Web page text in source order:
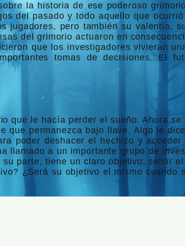
la historia de ese poderoso
del pasado y todo aquello que
jugadores, pero también su valentía,
del grimorio actuaron en
que los investigadores vivieran
tomas de decisiones. El
que le hacía perder el sueño. Ahora se
que permanezca bajo llave. Algo le
poder deshacer el hechizo y acceder
llamado a un importante grupo de
parte, tiene un claro objetivo: sellar
¿Será su objetivo el mismo cuando